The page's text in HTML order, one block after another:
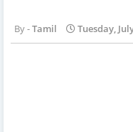
Tamil Tuesday,